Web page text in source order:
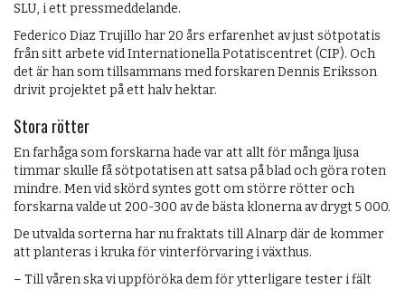
SLU, i ett pressmeddelande.
Federico Diaz Trujillo har 20 års erfarenhet av just sötpotatis
från sitt arbete vid Internationella Potatiscentret (CIP). Och
det är han som tillsammans med forskaren Dennis Eriksson
drivit projektet på ett halv hektar.
Stora rötter
En farhåga som forskarna hade var att allt för många ljusa
timmar skulle få sötpotatisen att satsa på blad och göra roten
mindre. Men vid skörd syntes gott om större rötter och
forskarna valde ut 200-300 av de bästa klonerna av drygt 5 000.
De utvalda sorterna har nu fraktats till Alnarp där de kommer
att planteras i kruka för vinterförvaring i växthus.
– Till våren ska vi uppföröka dem för ytterligare tester i fält